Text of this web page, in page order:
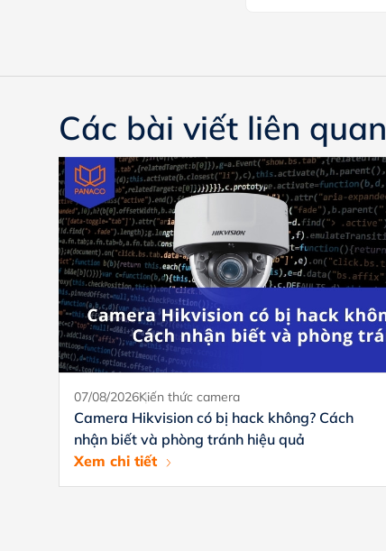
Các bài viết liên quan
07/08/2026Kiến thức camera
Camera Hikvision có bị hack không? Cách
nhận biết và phòng tránh hiệu quả
Xem chi tiết